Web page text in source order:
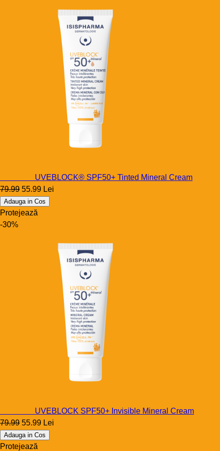
UVEBLOCK® SPF50+ Tinted Mineral Cream
79.99 55.99 Lei
Adauga in Cos
Protejează
-30%
UVEBLOCK SPF50+ Invisible Mineral Cream
79.99 55.99 Lei
Adauga in Cos
Protejează